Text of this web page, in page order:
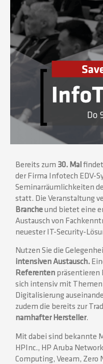
Bereits zum 30. Mal findet
der Firma Infotech EDV-
Seminarräumlichkeiten
statt. Die Veranstaltung
Brancheund bietet eine
Austausch von
neuester IT-Security-
Nutzen Sie die
intensiven Austausch.
Referenten präsentieren
sich intensiv mit Themen
Digitalisierung
zudem die bereits zur
namhafter Hersteller.
Mit dabei sind bekannte
HPInc., HP Aruba
Computing, Veeam, Zero